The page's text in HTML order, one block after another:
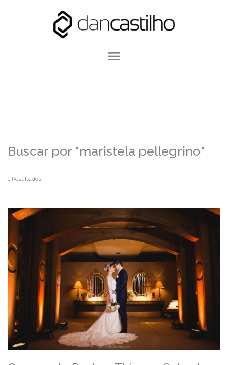
menu
Buscar por "maristela pellegrino"
1 Resultados